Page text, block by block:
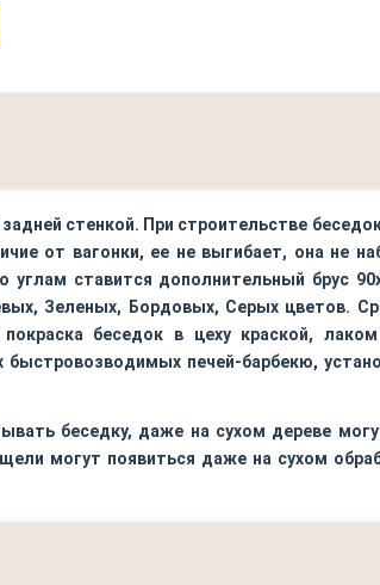
стенкой. При строительстве
от вагонки, ее не выгибает, она не
углам ставится дополнительный брус
Зеленых, Бордовых, Серых цветов.
беседок в цеху краской,
печей-барбекю,
беседку, даже на сухом дереве
могут появиться даже на сухом